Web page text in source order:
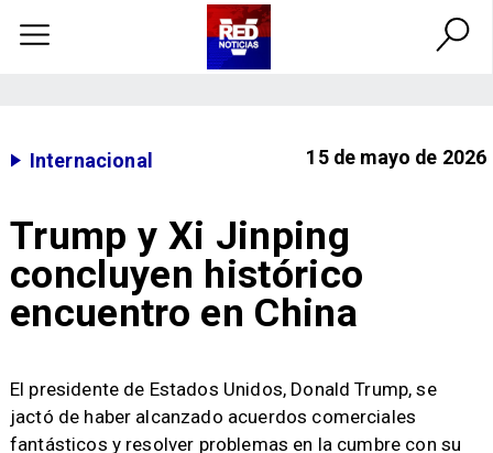
Internacional 15 de mayo de 2026
Trump y Xi Jinping
concluyen histórico
encuentro en China
El presidente de Estados Unidos, Donald Trump, se
jactó de haber alcanzado acuerdos comerciales
fantásticos y resolver problemas en la cumbre con su